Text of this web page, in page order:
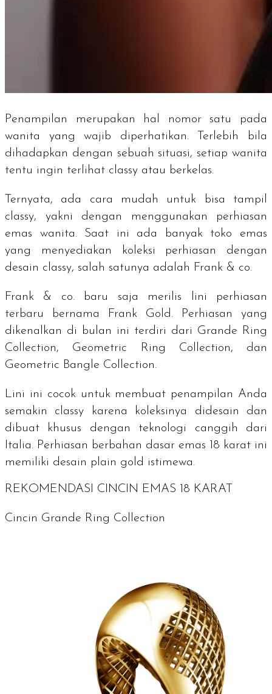
Penampilan merupakan hal nomor satu pada
wanita yang wajib diperhatikan. Terlebih bila
dihadapkan dengan sebuah situasi, setiap wanita
tentu ingin terlihat classy atau berkelas.
Ternyata, ada cara mudah untuk bisa tampil
classy, yakni dengan menggunakan perhiasan
emas wanita. Saat ini ada banyak toko emas
yang menyediakan koleksi perhiasan dengan
desain classy, salah satunya adalah Frank & co.
Frank & co. baru saja merilis lini perhiasan
terbaru bernama Frank Gold. Perhiasan yang
dikenalkan di bulan ini terdiri dari Grande Ring
Collection, Geometric Ring Collection, dan
Geometric Bangle Collection.
Lini ini cocok untuk membuat penampilan Anda
semakin classy
karena koleksinya didesain dan
dibuat khusus dengan teknologi canggih dari
Italia. Perhiasan berbahan dasar emas 18 karat ini
memiliki desain plain gold istimewa.
REKOMENDASI CINCIN EMAS 18 KARAT
Cincin Grande Ring Collection